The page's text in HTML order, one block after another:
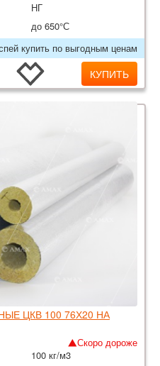
НГ
до 650°С
купить по выгодным ценам
КУПИТЬ
ЦКВ 100 76Х20 НА
Скоро дороже
100 кг/м3